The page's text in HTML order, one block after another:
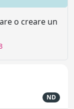
o creare un
ND